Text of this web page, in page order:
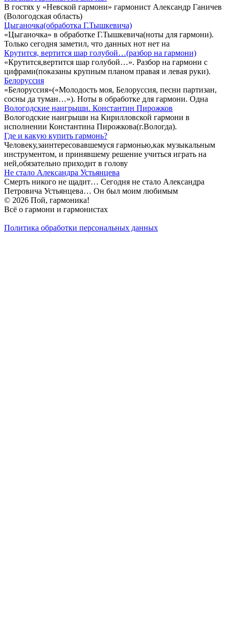
В гостях у «Невской гармони» гармонист Александр Ганичев
(Вологодская область)
Цыганочка(обработка Г.Тышкевича)
«Цыганочка» в обработке Г.Тышкевича(ноты для гармони).
Только сегодня заметил, что данных нот нет на
Крутится, вертится шар голубой…(разбор на гармони)
«Крутится,вертится шар голубой…». Разбор на гармони с
цифрами(показаны крупным планом правая и левая руки).
Белоруссия
«Белоруссия»(«Молодость моя, Белоруссия, песни партизан,
сосны да туман…»). Ноты в обработке для гармони. Одна
Вологодские наигрыши. Константин Пирожков
Вологодские наигрыши на Кирилловской гармони в
исполнении Константина Пирожкова(г.Вологда).
Где и какую купить гармонь?
Человеку,заинтересовавшемуся гармонью,как музыкальным
инструментом, и принявшему решение учиться играть на
ней,обязательно приходит в голову
Не стало Александра Устьянцева
Смерть никого не щадит… Сегодня не стало Александра
Петровича Устьянцева… Он был моим любимым
© 2026 Пой, гармоника!
Всё о гармони и гармонистах
Политика обработки персональных данных